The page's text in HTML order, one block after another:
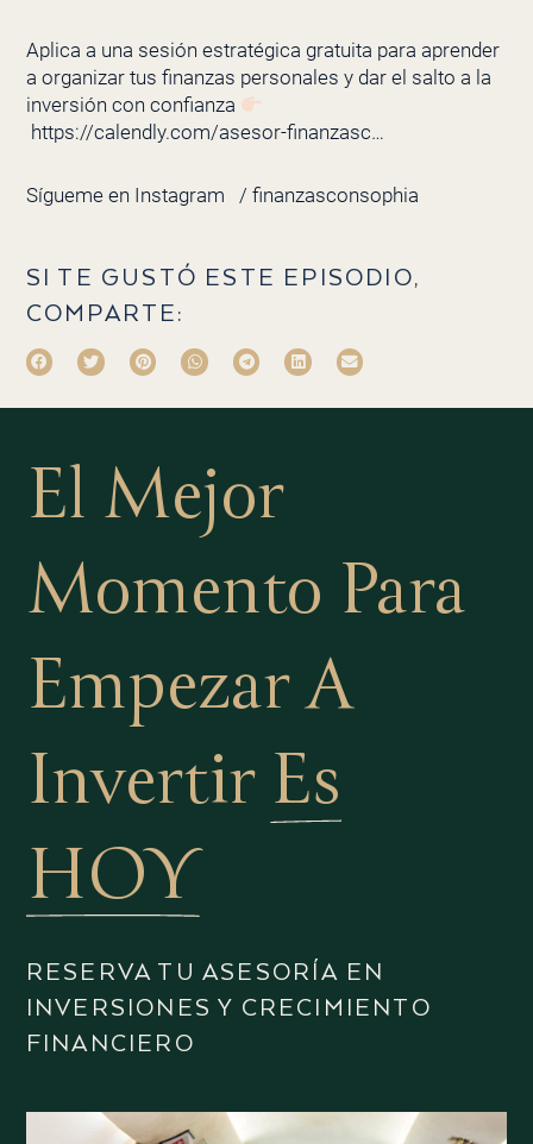
Aplica a una sesión estratégica gratuita para aprender
a organizar tus finanzas personales y dar el salto a la
inversión con confianza
https://calendly.com/asesor-finanzasc…
Sígueme en Instagram / finanzasconsophia
SI TE GUSTÓ ESTE EPISODIO,
COMPARTE:
El Mejor
Momento Para
Empezar A
Invertir Es
HOY
RESERVA TU ASESORÍA EN
INVERSIONES Y CRECIMIENTO
FINANCIERO